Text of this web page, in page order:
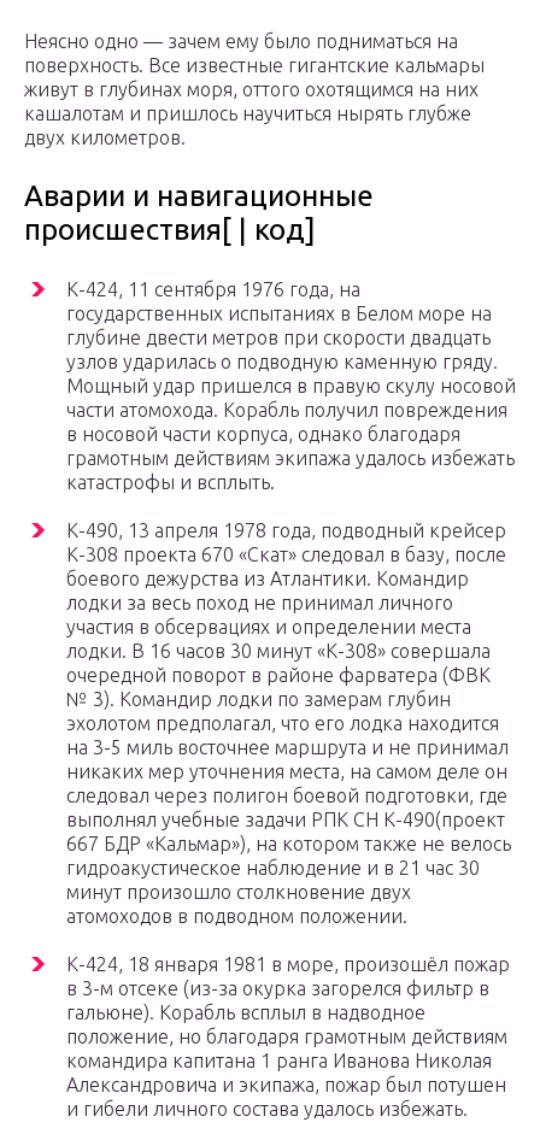
Неясно одно — зачем ему было подниматься на
поверхность. Все известные гигантские кальмары
живут в глубинах моря, оттого охотящимся на них
кашалотам и пришлось научиться нырять глубже
двух километров.
Аварии и навигационные
происшествия[ | код]
К-424, 11 сентября 1976 года, на
государственных испытаниях в Белом море на
глубине двести метров при скорости двадцать
узлов ударилась о подводную каменную гряду.
Мощный удар пришелся в правую скулу носовой
части атомохода. Корабль получил повреждения
в носовой части корпуса, однако благодаря
грамотным действиям экипажа удалось избежать
катастрофы и всплыть.
К-490, 13 апреля 1978 года, подводный крейсер
К-308 проекта 670 «Скат» следовал в базу, после
боевого дежурства из Атлантики. Командир
лодки за весь поход не принимал личного
участия в обсервациях и определении места
лодки. В 16 часов 30 минут «К-308» совершала
очередной поворот в районе фарватера (ФВК
№ 3). Командир лодки по замерам глубин
эхолотом предполагал, что его лодка находится
на 3-5 миль восточнее маршрута и не принимал
никаких мер уточнения места, на самом деле он
следовал через полигон боевой подготовки, где
выполнял учебные задачи РПК СН К-490(проект
667 БДР «Кальмар»), на котором также не велось
гидроакустическое наблюдение и в 21 час 30
минут произошло столкновение двух
атомоходов в подводном положении.
К-424, 18 января 1981 в море, произошёл пожар
в 3-м отсеке (из-за окурка загорелся фильтр в
гальюне). Корабль всплыл в надводное
положение, но благодаря грамотным действиям
командира капитана 1 ранга Иванова Николая
Александровича и экипажа, пожар был потушен
и гибели личного состава удалось избежать.